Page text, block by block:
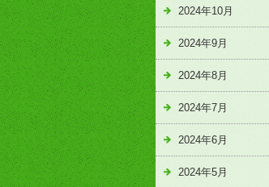
2024年10月
2024年9月
2024年8月
2024年7月
2024年6月
2024年5月